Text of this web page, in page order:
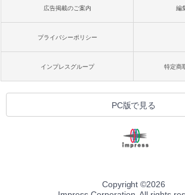
広告掲載のご案内 編
プライバシーポリシー
インプレスグループ 特定商
PC版で見る
Copyright ©2026